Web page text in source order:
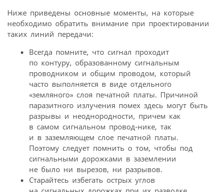
Ниже приведены основные моменты, на которые
необходимо обратить внимание при проектировании
таких линий передачи:
Всегда помните, что сигнал проходит
по контуру, образованному сигнальным
проводником и общим проводом, который
часто выполняется в виде отдельного
«земляного» слоя печатной платы. Причиной
паразитного излучения помех здесь могут быть
разрывы и неоднородности, причем как
в самом сигнальном провод-нике, так
и в заземляющем слое печатной платы.
Поэтому следует помнить о том, чтобы под
сигнальными дорожками в заземлении
не было ни вырезов, ни разрывов.
Старайтесь избегать острых углов